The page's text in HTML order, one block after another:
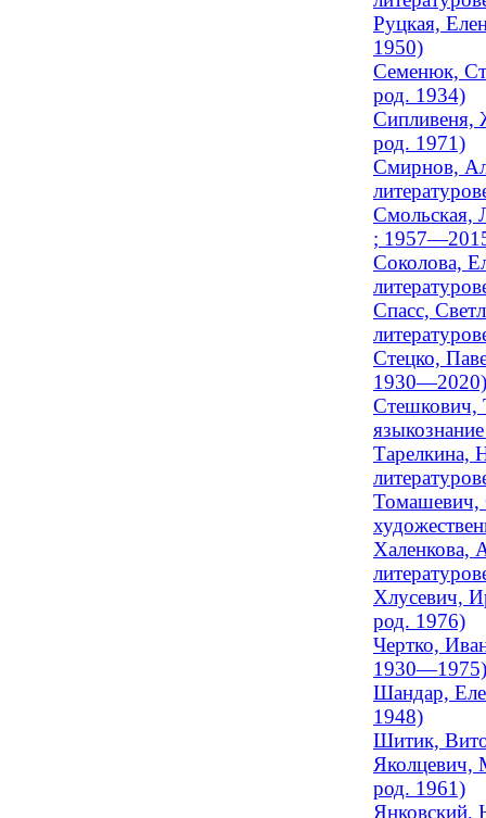
Руцкая,
1950)
Семенюк,
род. 1934)
Сипливеня,
род. 1971)
Смирнов,
Смольская,
;
Соколова,
Спасс,
Стецко,
1930—2020)
Стешкович,
Тарелкина,
Томашевич,
Халенкова,
Хлусевич,
род. 1976)
Чертко,
1930—1975)
Шандар,
1948)
Шитик,
Яколцевич,
род. 1961)
Янковский,